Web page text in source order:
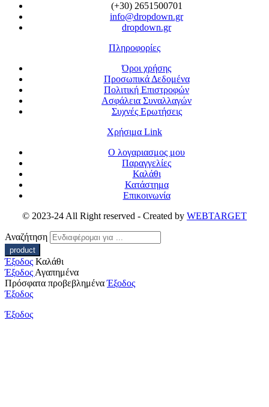
(+30) 2651500701
info@dropdown.gr
dropdown.gr
Πληροφορίες
Όροι χρήσης
Προσωπικά Δεδομένα
Πολιτική Επιστροφών
Ασφάλεια Συναλλαγών
Συχνές Ερωτήσεις
Χρήσιμα Link
Ο λογαριασμος μου
Παραγγελίες
Καλάθι
Κατάστημα
Επικοινωνία
© 2023-24 All Right reserved - Created by WEBTARGET
Αναζήτηση
Έξοδος Καλάθι
Έξοδος Αγαπημένα
Πρόσφατα προβεβλημέναΈξοδος
Έξοδος
Έξοδος